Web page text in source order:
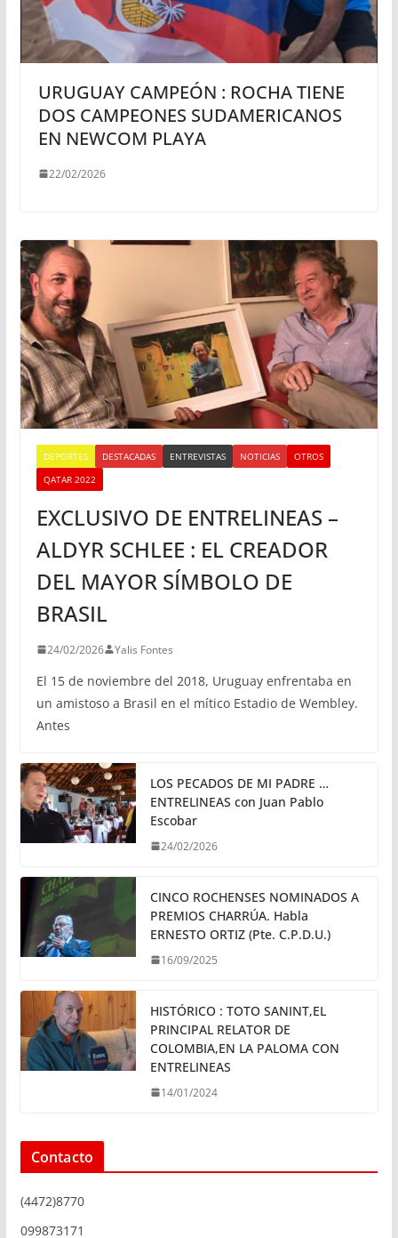
URUGUAY CAMPEÓN : ROCHA TIENE
DOS CAMPEONES SUDAMERICANOS
EN NEWCOM PLAYA
22/02/2026
DEPORTES DESTACADAS ENTREVISTAS NOTICIAS
OTROS
QATAR 2022
EXCLUSIVO DE ENTRELINEAS –
ALDYR SCHLEE : EL CREADOR
DEL MAYOR SÍMBOLO DE
BRASIL
24/02/2026 Yalis Fontes
El 15 de noviembre del 2018, Uruguay enfrentaba en
un amistoso a Brasil en el mítico Estadio de Wembley.
Antes
LOS PECADOS DE MI PADRE …
ENTRELINEAS con Juan Pablo
Escobar
24/02/2026
CINCO ROCHENSES NOMINADOS A
PREMIOS CHARRÚA. Habla
ERNESTO ORTIZ (Pte. C.P.D.U.)
16/09/2025
HISTÓRICO : TOTO SANINT,EL
PRINCIPAL RELATOR DE
COLOMBIA,EN LA PALOMA CON
ENTRELINEAS
14/01/2024
Contacto
(4472)8770
099873171